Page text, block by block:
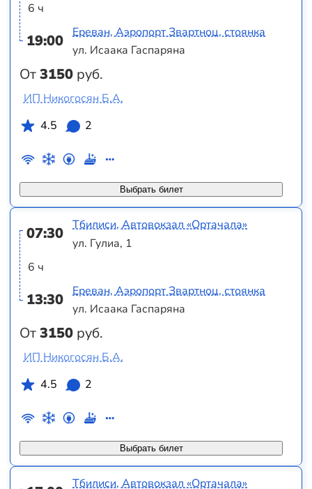
6 ч
19:00
От3150 руб.
Ереван, Аэропорт Звартноц, стоянка
ул. Исаака Гаспаряна
Выбрать билет
ИП Никогосян Б.А.
4.5
2
07:30
6 ч
13:30
От3150 руб.
Тбилиси, Автовокзал «Ортачала»
ул. Гулиа, 1
Ереван, Аэропорт Звартноц, стоянка
ул. Исаака Гаспаряна
Выбрать билет
ИП Никогосян Б.А.
4.5
2
Тбилиси, Автовокзал «Ортачала»